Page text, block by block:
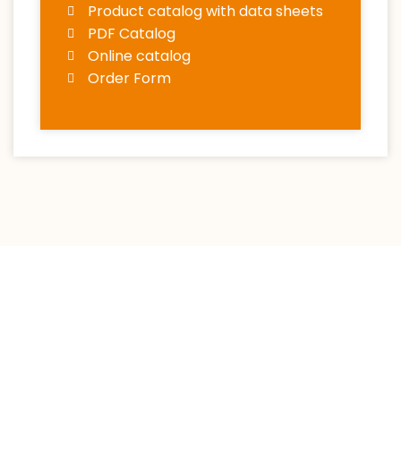
Product catalog with data sheets
PDF Catalog
Online catalog
Order Form